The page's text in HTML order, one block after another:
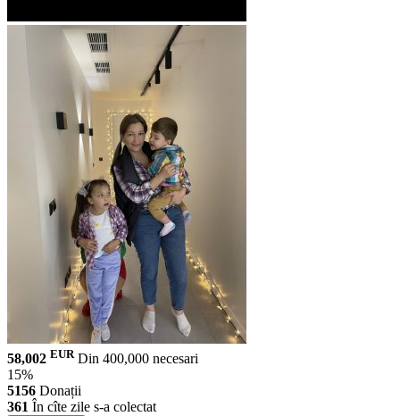
58,002 EUR Din 400,000 necesari
15%
5156 Donații
361 În cîte zile s-a colectat